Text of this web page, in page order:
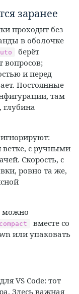
заранее
проходит без
в оболочке
берёт
вопросов;
и перед
Постоянные
там
ветке, с ручными
Скорость, с
ровно та же,
можно
вместе со
или упаковать
VS Code: тот
Здесь важная